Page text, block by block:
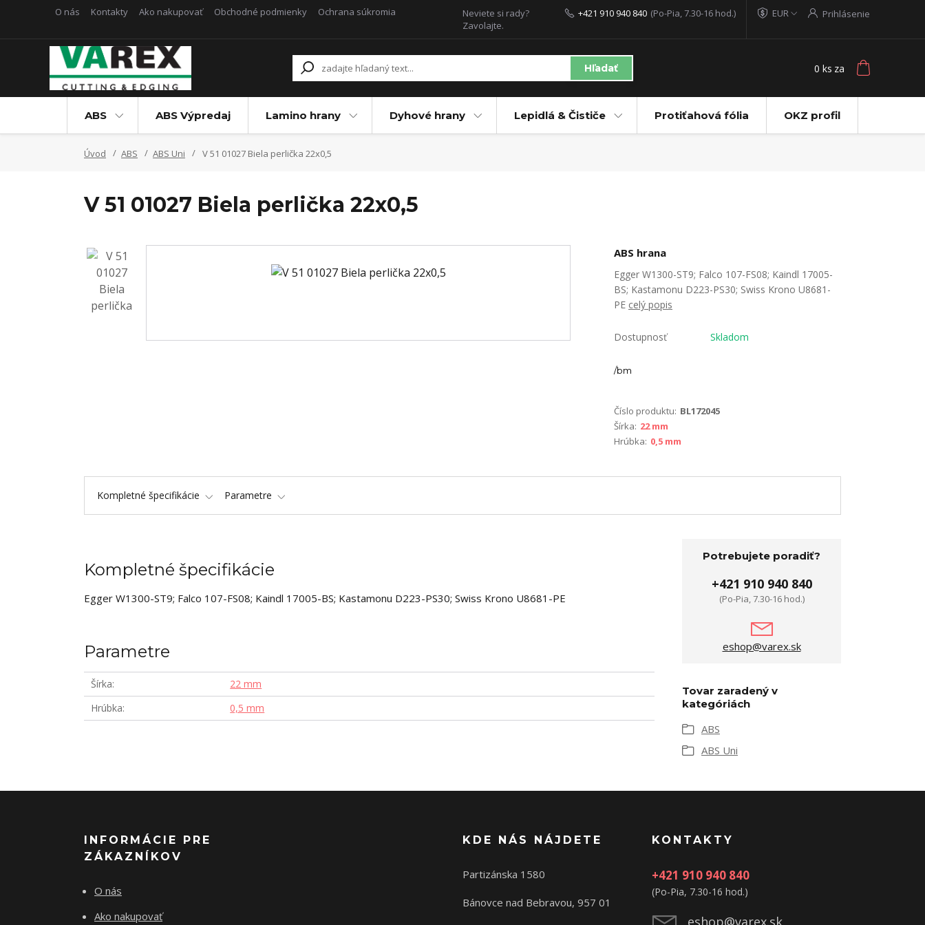
O nás Kontakty Ako nakupovať Obchodné podmienky Ochrana súkromia EUR Prihlásenie
Hľadať
Neviete si rady?
Zavolajte.
+421 910 940 840 (Po-Pia, 7.30-16 hod.)
0 ks za
ABS ABS Výpredaj Lamino hrany Dyhové hrany Lepidlá & Čističe Protiťahová fólia OKZ profil
Úvod ABS ABS Uni V 51 01027 Biela perlička 22x0,5
V 51 01027 Biela perlička 22x0,5
ABS hrana
Egger W1300-ST9; Falco 107-FS08; Kaindl 17005-
BS; Kastamonu D223-PS30; Swiss Krono U8681-
PE celý popis
Dostupnosť Skladom
/bm
Číslo produktu: BL172045
Šírka: 22 mm
Hrúbka: 0,5 mm
Kompletné špecifikácie Parametre
Kompletné špecifikácie
Egger W1300-ST9; Falco 107-FS08; Kaindl 17005-BS; Kastamonu D223-PS30; Swiss Krono U8681-PE
Parametre
Šírka
22 mm
Hrúbka
0,5 mm
Potrebujete poradiť?
+421 910 940 840
(Po-Pia, 7.30-16 hod.)
eshop@varex.sk
Tovar zaradený v
kategóriách
ABS
ABS Uni
INFORMÁCIE PRE
ZÁKAZNÍKOV
O nás
Ako nakupovať
KDE NÁS NÁJDETE
Partizánska 1580
Bánovce nad Bebravou, 957 01
KONTAKTY
+421 910 940 840
(Po-Pia, 7.30-16 hod.)
eshop@varex.sk